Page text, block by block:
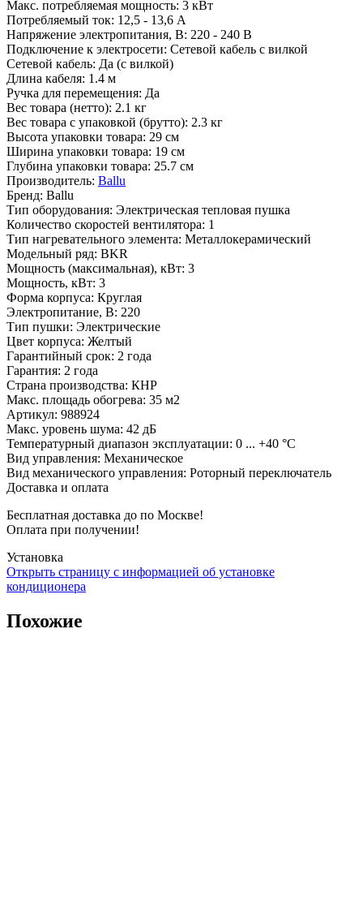
Макс. потребляемая мощность: 3 кВт
Потребляемый ток: 12,5 - 13,6 А
Напряжение электропитания, В: 220 - 240 В
Подключение к электросети: Сетевой кабель с вилкой
Сетевой кабель: Да (с вилкой)
Длина кабеля: 1.4 м
Ручка для перемещения: Да
Вес товара (нетто): 2.1 кг
Вес товара с упаковкой (брутто): 2.3 кг
Высота упаковки товара: 29 см
Ширина упаковки товара: 19 см
Глубина упаковки товара: 25.7 см
Производитель: Ballu
Бренд: Ballu
Тип оборудования: Электрическая тепловая пушка
Количество скоростей вентилятора: 1
Тип нагревательного элемента: Металлокерамический
Модельный ряд: BKR
Мощность (максимальная), кВт: 3
Мощность, кВт: 3
Форма корпуса: Круглая
Электропитание, В: 220
Тип пушки: Электрические
Цвет корпуса: Желтый
Гарантийный срок: 2 года
Гарантия: 2 года
Страна производства: КНР
Макс. площадь обогрева: 35 м2
Артикул: 988924
Макс. уровень шума: 42 дБ
Температурный диапазон эксплуатации: 0 ... +40 °С
Вид управления: Механическое
Вид механического управления: Роторный переключатель
Доставка и оплата
Бесплатная доставка до по Москве!
Оплата при получении!
Установка
Открыть страницу с информацией об установке
кондиционера
Похожие